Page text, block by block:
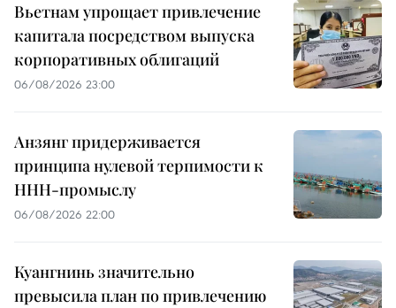
Вьетнам упрощает привлечение
капитала посредством выпуска
корпоративных облигаций
06/08/2026 23:00
Анзянг придерживается
принципа нулевой терпимости к
ННН-промыслу
06/08/2026 22:00
Куангнинь значительно
превысила план по привлечению